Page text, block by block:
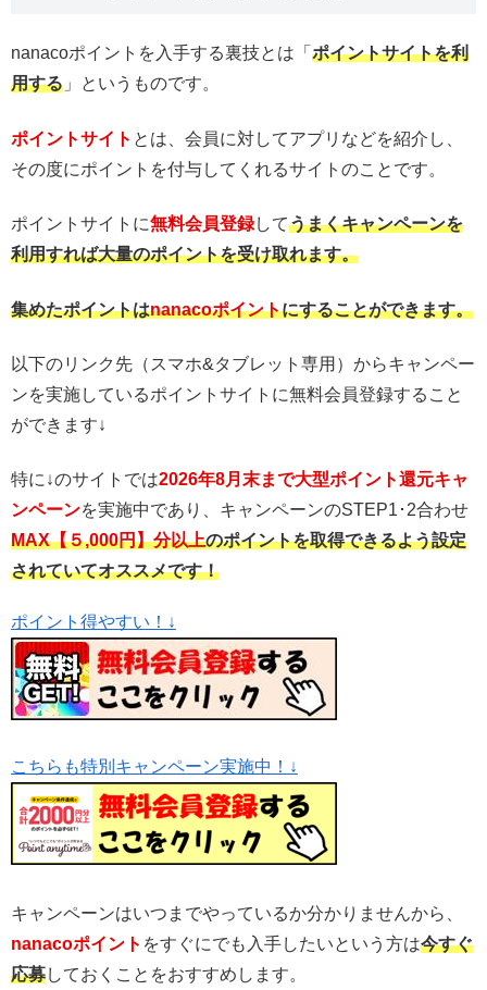
nanacoポイントを入手する裏技とは「 ポイントサイトを利
用する 」というものです。
ポイントサイト とは、会員に対してアプリなどを紹介し、
その度にポイントを付与してくれるサイトのことです。
ポイントサイトに無料会員登録してうまくキャンペーンを
利用すれば大量のポイントを受け取れます。
集めたポイントはnanacoポイントにすることができます。
以下のリンク先（スマホ&タブレット専用）からキャンペー
ンを実施しているポイントサイトに無料会員登録すること
ができます↓
特に↓のサイトでは2026年8月 末まで大型ポイント還元キャ
ンペーンを実施中であり、キャンペーンのSTEP1･2合わせ
MAX【５,000円】分以上のポイントを取得できるよう設定
されていてオススメです！
ポイント得やすい！↓
こちらも特別キャンペーン実施中！↓
キャンペーンはいつまでやっているか分かりませんから、
nanacoポイント をすぐにでも入手したいという方は今すぐ
応募しておくことをおすすめします。